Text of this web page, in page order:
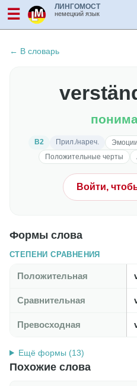
☰ ЛИНГОМОСТ
немецкий язык
← В словарь
B2 Прил./нареч.
Положительные черты
Войти,
Формы слова
СТЕПЕНИ СРАВНЕНИЯ
Положительная
Сравнительная
Превосходная
Ещё формы (13)
Похожие слова